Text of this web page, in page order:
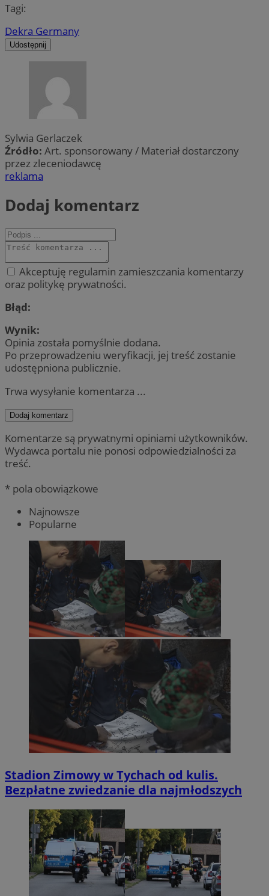
Tagi:
Dekra Germany
Udostępnij
Sylwia Gerlaczek
Źródło: Art. sponsorowany / Materiał dostarczony
przez zleceniodawcę
reklama
Dodaj komentarz
Akceptuję regulamin zamieszczania komentarzy
oraz politykę prywatności.
Błąd:
Wynik:
Opinia została pomyślnie dodana.
Po przeprowadzeniu weryfikacji, jej treść zostanie
udostępniona publicznie.
Trwa wysyłanie komentarza ...
Dodaj komentarz
Komentarze są prywatnymi opiniami użytkowników.
Wydawca portalu nie ponosi odpowiedzialności za
treść.
* pola obowiązkowe
Najnowsze
Popularne
Stadion Zimowy w Tychach od kulis.
Bezpłatne zwiedzanie dla najmłodszych